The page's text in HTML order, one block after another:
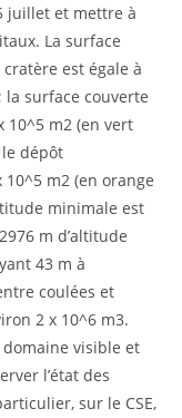
juillet et mettre à
La surface
est égale à
la surface couverte
10^5 m2 (en vert
dépôt
m2 (en orange
minimale est
m d’altitude
43 m à
coulées et
2 x 10^6 m3.
visible et
l’état des
sur le CSE,